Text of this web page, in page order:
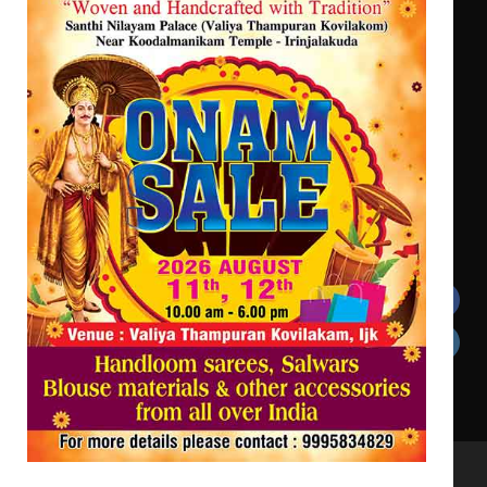
സർഗ്ഗസാഹിതി- കവിതാസംഗമം 2026
കവിതാ ചർച്ച കാട്ടൂർ, ടി. കെ.
ബാലൻ ഹാളിൽ 16ന്
ഇടത്തരം മഴയ്ക്കും കാറ്റിനും
സാധ്യത ഇരിങ്ങാലക്കുടയിൽ 4.4
മില്ലി മീറ്റർ മഴ ലഭിച്ചു
Get In Touch
Twitter Facebook
LinkedIn Instagram
YouTube
All Rights Reserved to irinjalakudalive.com Powered